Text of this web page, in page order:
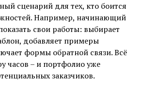
сценарий для тех, кто боится
Например, начинающий
свои работы: выбирает
добавляет примеры
формы обратной связи. Всё
часов – и портфолио уже
заказчиков.